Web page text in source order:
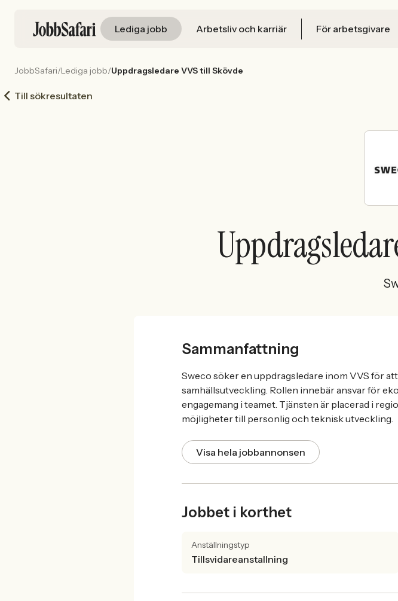
Lediga jobb Arbetsliv och karriär För arbetsgivare
JobbSafari/Lediga jobb/Uppdragsledare VVS till Skövde
Till sökresultaten
Sammanfattning
Sweco söker en uppdragsledare inom VVS för
samhällsutveckling. Rollen innebär ansvar för
engagemang i teamet. Tjänsten är placerad i
möjligheter till personlig och teknisk utveckling.
Visa hela jobbannonsen
Jobbet i korthet
Anställningstyp
Tillsvidareanstallning